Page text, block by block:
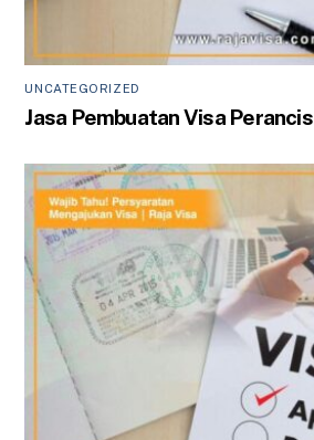
UNCATEGORIZED
Jasa Pembuatan Visa Perancis